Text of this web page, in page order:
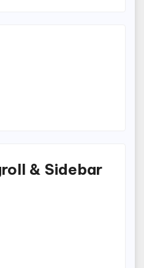
& Sidebar